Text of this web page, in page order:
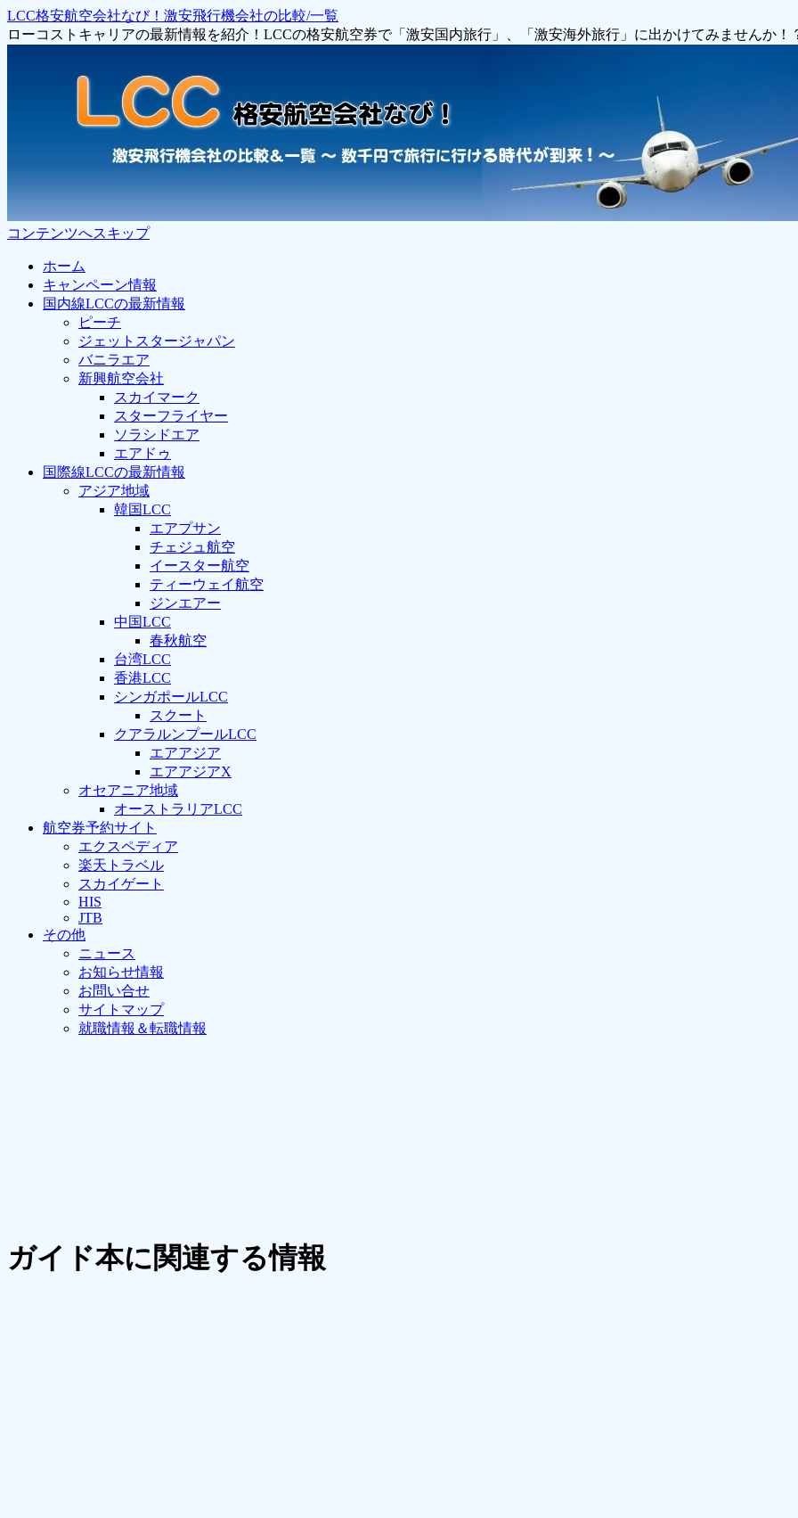
LCC格安航空会社なび！激安飛行機会社の比較/一覧
ローコストキャリアの最新情報を紹介！LCCの格安航空券で「激安国内旅行」、「激安海外旅行」に出かけてみませんか！
コンテンツへスキップ
ホーム
キャンペーン情報
国内線LCCの最新情報
ピーチ
ジェットスタージャパン
バニラエア
新興航空会社
スカイマーク
スターフライヤー
ソラシドエア
エアドゥ
国際線LCCの最新情報
アジア地域
韓国LCC
エアプサン
チェジュ航空
イースター航空
ティーウェイ航空
ジンエアー
中国LCC
春秋航空
台湾LCC
香港LCC
シンガポールLCC
スクート
クアラルンプールLCC
エアアジア
エアアジアX
オセアニア地域
オーストラリアLCC
航空券予約サイト
エクスペディア
楽天トラベル
スカイゲート
HIS
JTB
その他
ニュース
お知らせ情報
お問い合せ
サイトマップ
就職情報＆転職情報
ガイド本に関連する情報